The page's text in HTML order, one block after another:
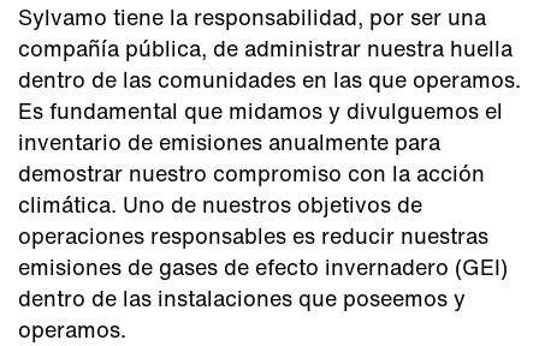
Sylvamo tiene la responsabilidad, por ser una
compañía pública, de administrar nuestra huella
dentro de las comunidades en las que operamos.
Es fundamental que midamos y divulguemos el
inventario de emisiones anualmente para
demostrar nuestro compromiso con la acción
climática. Uno de nuestros objetivos de
operaciones responsables es reducir nuestras
emisiones de gases de efecto invernadero (GEI)
dentro de las instalaciones que poseemos y
operamos.